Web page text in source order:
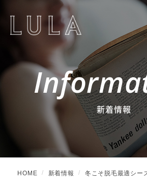
新着情報
HOME 新着情報 冬こそ脱毛最適シー